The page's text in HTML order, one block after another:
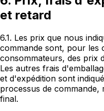
et retard
6.1. Les prix que nous
commande sont, pour les
consommateurs, des prix
Les autres frais
et d'expédition sont
processus de commande,
final.